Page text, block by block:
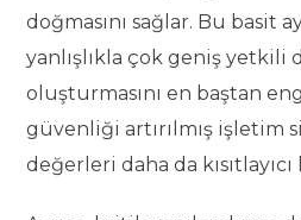
doğmasını sağlar. Bu basit
yanlışlıkla çok geniş yetkili
oluşturmasını en baştan
güvenliği artırılmış işletim
değerleri daha da